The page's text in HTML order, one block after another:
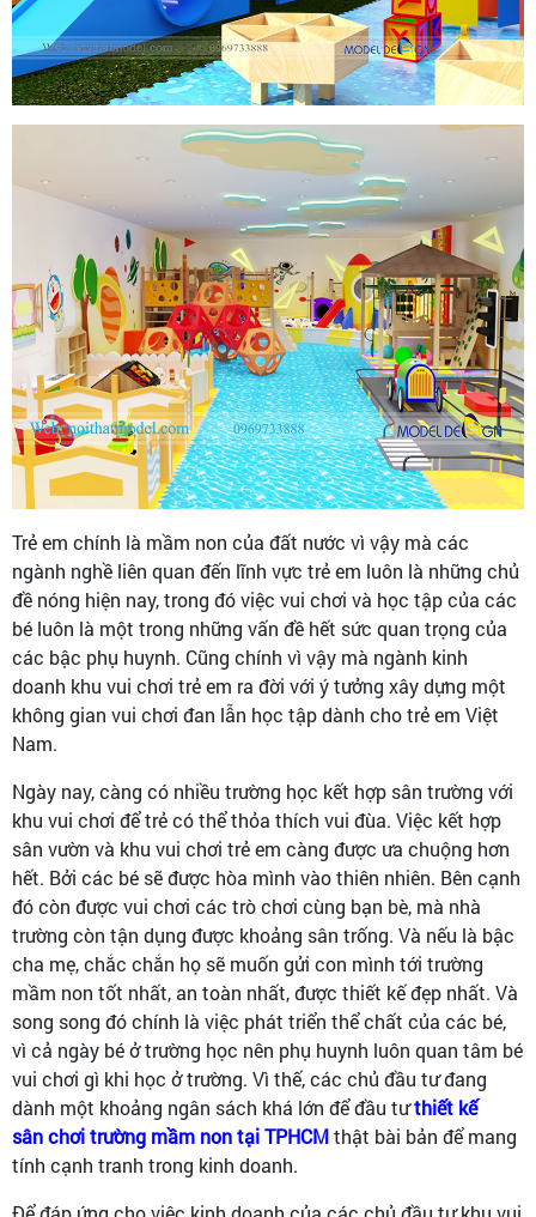
Trẻ em chính là mầm non của đất nước vì vậy mà các
ngành nghề liên quan đến lĩnh vực trẻ em luôn là những chủ
đề nóng hiện nay, trong đó việc vui chơi và học tập của các
bé luôn là một trong những vấn đề hết sức quan trọng của
các bậc phụ huynh. Cũng chính vì vậy mà ngành kinh
doanh khu vui chơi trẻ em ra đời với ý tưởng xây dựng một
không gian vui chơi đan lẫn học tập dành cho trẻ em Việt
Nam.
Ngày nay, càng có nhiều trường học kết hợp sân trường với
khu vui chơi để trẻ có thể thỏa thích vui đùa. Việc kết hợp
sân vườn và khu vui chơi trẻ em càng được ưa chuộng hơn
hết. Bởi các bé sẽ được hòa mình vào thiên nhiên. Bên cạnh
đó còn được vui chơi các trò chơi cùng bạn bè, mà nhà
trường còn tận dụng được khoảng sân trống. Và nếu là bậc
cha mẹ, chắc chắn họ sẽ muốn gửi con mình tới trường
mầm non tốt nhất, an toàn nhất, được thiết kế đẹp nhất. Và
song song đó chính là việc phát triển thể chất của các bé,
vì cả ngày bé ở trường học nên phụ huynh luôn quan tâm bé
vui chơi gì khi học ở trường. Vì thế, các chủ đầu tư đang
dành một khoảng ngân sách khá lớn để đầu tưthiết kế
sân chơi trường mầm non tại TPHCMthật bài bản để mang
tính cạnh tranh trong kinh doanh.